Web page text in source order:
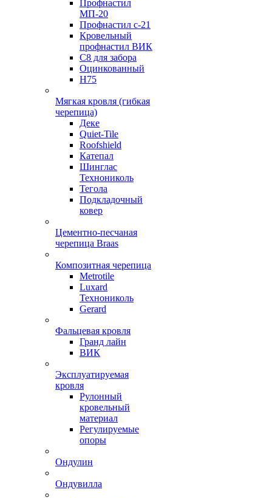
Профнастил
МП-20
Профнастил с-21
Кровельный
профнастил ВИК
С8 для забора
Оцинкованный
Н75
Мягкая кровля (гибкая
черепица)
Деке
Quiet-Tile
Roofshield
Катепал
Шинглас
Технониколь
Тегола
Подкладочный
ковер
Цементно-песчаная
черепица Braas
Композитная черепица
Metrotile
Luxard
Технониколь
Gerard
Фальцевая кровля
Гранд лайн
ВИК
Эксплуатируемая
кровля
Рулонный
кровельный
материал
Регулируемые
опоры
Ондулин
Ондувилла